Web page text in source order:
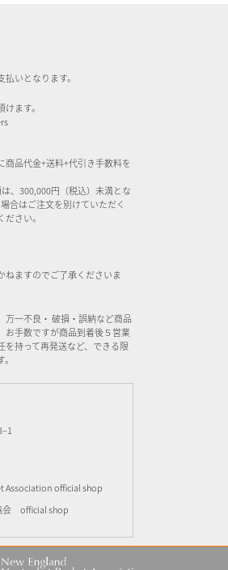
いとなります。
ます。
品代金+送料+代引き手数料を
、300,000円（税込）未満とな
合はご注文を別けていただく
ださい。
ねますのでご了承くださいま
一不良・ 破損・誤納など商品
お手数ですが商品到着後５営業
を持って再発送など、できる限
Association official shop
会 official shop